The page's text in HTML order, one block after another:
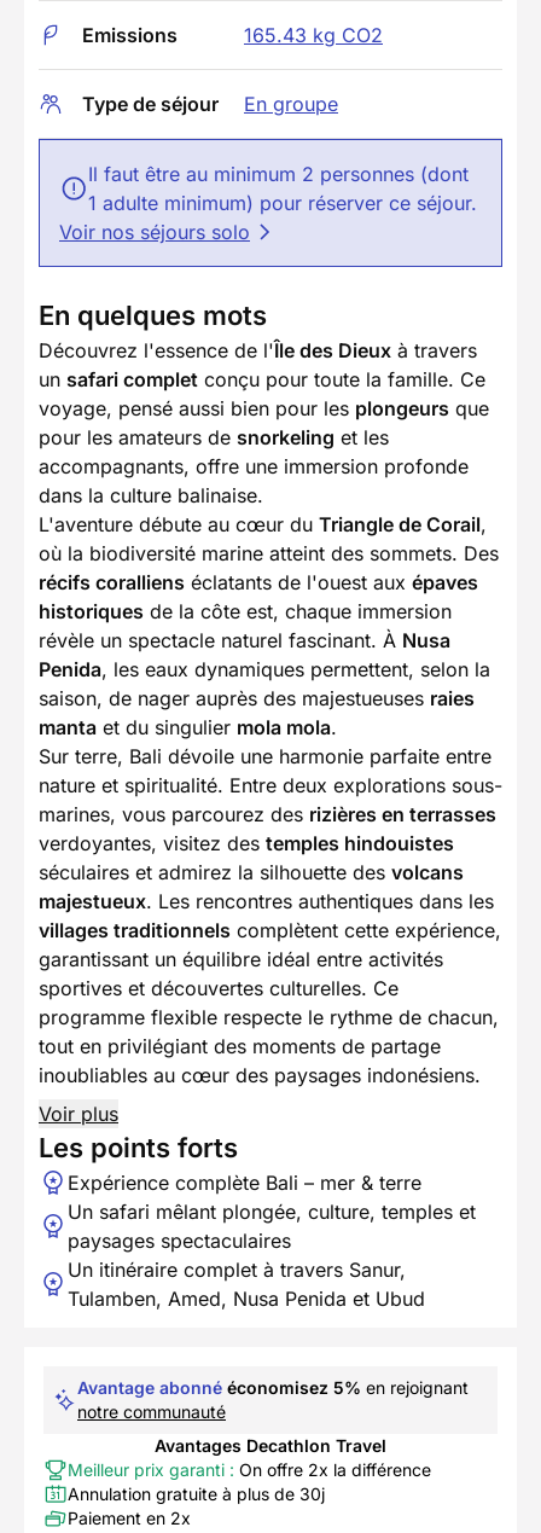
Emissions 165.43 kg CO2
Type de séjour En groupe
Il faut être au minimum 2 personnes (dont
1 adulte minimum) pour réserver ce séjour.
Voir nos séjours solo
En quelques mots
Découvrez l'essence de l'Île des Dieux à travers
un safari complet conçu pour toute la famille. Ce
voyage, pensé aussi bien pour les plongeurs que
pour les amateurs de snorkeling et les
accompagnants, offre une immersion profonde
dans la culture balinaise.
L'aventure débute au cœur du Triangle de Corail,
où la biodiversité marine atteint des sommets. Des
récifs coralliens éclatants de l'ouest aux épaves
historiques de la côte est, chaque immersion
révèle un spectacle naturel fascinant. À Nusa
Penida, les eaux dynamiques permettent, selon la
saison, de nager auprès des majestueuses raies
manta et du singulier mola mola.
Sur terre, Bali dévoile une harmonie parfaite entre
nature et spiritualité. Entre deux explorations sous-
marines, vous parcourez des rizières en terrasses
verdoyantes, visitez des temples hindouistes
séculaires et admirez la silhouette des volcans
majestueux. Les rencontres authentiques dans les
villages traditionnels complètent cette expérience,
garantissant un équilibre idéal entre activités
sportives et découvertes culturelles. Ce
programme flexible respecte le rythme de chacun,
tout en privilégiant des moments de partage
inoubliables au cœur des paysages indonésiens.
Voir plus
Les points forts
Expérience complète Bali – mer & terre
Un safari mêlant plongée, culture, temples et
paysages spectaculaires
Un itinéraire complet à travers Sanur,
Tulamben, Amed, Nusa Penida et Ubud
Avantage abonné économisez 5% en rejoignant
notre communauté
Avantages Decathlon Travel
Meilleur prix garanti : On offre 2x la différence
Annulation gratuite à plus de 30j
Paiement en 2x